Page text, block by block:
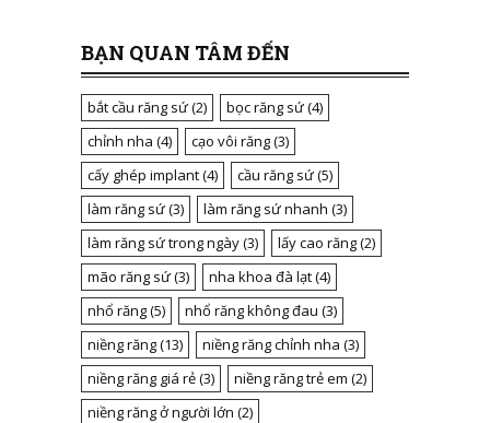
BẠN QUAN TÂM ĐẾN
bắt cầu răng sứ(2) bọc răng sứ(4)
chỉnh nha (4) cạo vôi răng(3)
cấy ghép implant(4) cầu răng sứ(5)
làm răng sứ(3) làm răng sứ nhanh (3)
làm răng sứ trong ngày(3) lấy cao răng(2)
mão răng sứ(3) nha khoa đà lạt(4)
nhổ răng(5) nhổ răng không đau (3)
niềng răng(13) niềng răng chỉnh nha (3)
niềng răng giá rẻ(3) niềng răng trẻ em (2)
niềng răng ở người lớn (2)